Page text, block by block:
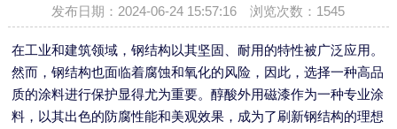
发布日期：2024-06-24 15:57:16 浏览次数：1545
在工业和建筑领域，钢结构以其坚固、耐用的特性被广泛应用。
然而，钢结构也面临着腐蚀和氧化的风险，因此，选择一种高品
质的涂料进行保护显得尤为重要。醇酸外用磁漆作为一种专业涂
料，以其出色的防腐性能和美观效果，成为了刷新钢结构的理想